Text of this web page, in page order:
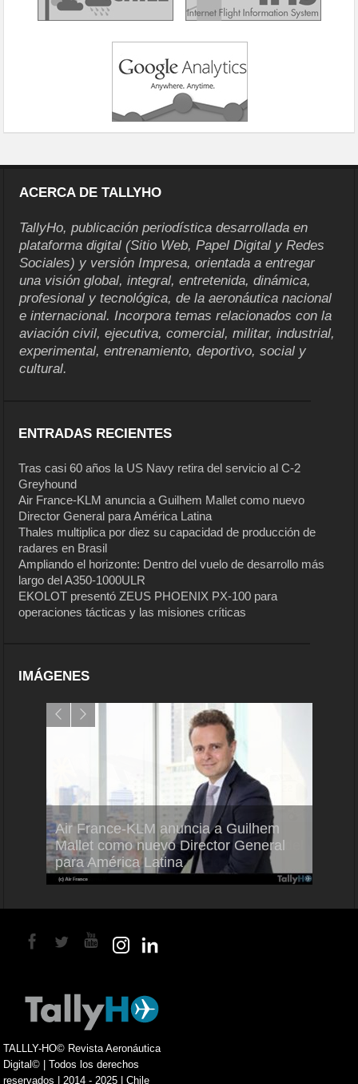
ACERCA DE TALLYHO
TallyHo, publicación periodística desarrollada en
plataforma digital (Sitio Web, Papel Digital y Redes
Sociales) y versión Impresa, orientada a entregar
una visión global, integral, entretenida, dinámica,
profesional y tecnológica, de la aeronáutica nacional
e internacional. Incorpora temas relacionados con la
aviación civil, ejecutiva, comercial, militar, industrial,
experimental, entrenamiento, deportivo, social y
cultural.
ENTRADAS RECIENTES
Tras casi 60 años la US Navy retira del servicio al C-2
Greyhound
Air France-KLM anuncia a Guilhem Mallet como nuevo
Director General para América Latina
Thales multiplica por diez su capacidad de producción de
radares en Brasil
Ampliando el horizonte: Dentro del vuelo de desarrollo más
largo del A350-1000ULR
EKOLOT presentó ZEUS PHOENIX PX-100 para
operaciones tácticas y las misiones críticas
IMÁGENES
Air France-KLM anuncia a Guilhem
Mallet como nuevo Director General
para América Latina
TALLLY-HO© Revista Aeronáutica
Digital© | Todos los derechos
reservados | 2014 - 2025 | Chile